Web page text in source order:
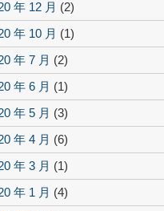
年 12 月 (2)
年 10 月 (1)
年 7 月 (2)
年 6 月 (1)
年 5 月 (3)
年 4 月 (6)
年 3 月 (1)
年 1 月 (4)